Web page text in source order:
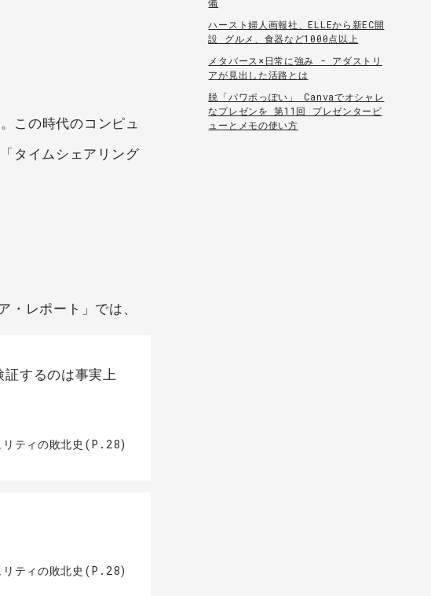
この時代のコンピュ
タイムシェアリング
レポート」では、
するのは事実上
リティの敗北史(P.28)
リティの敗北史(P.28)
ハースト婦人画報社、ELLEから新EC開
設 グルメ、食器など1000点以上
メタバース×日常に強み - アダストリ
アが見出した活路とは
脱「パワポっぽい」 Canvaでオシャレ
なプレゼンを 第11回 プレゼンタービ
ューとメモの使い方